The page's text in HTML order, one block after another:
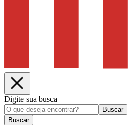
Digite sua busca
Buscar
Buscar